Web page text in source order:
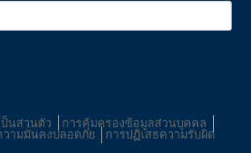
นส่วนตัว การคุ้มครองข้อมูลส่วนบุคคล
ามมั่นคงปลอดภัย การปฏิเสธความรับผิด